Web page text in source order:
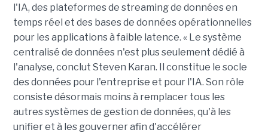
l'IA, des plateformes de streaming de données en
temps réel et des bases de données opérationnelles
pour les applications à faible latence. « Le système
centralisé de données n'est plus seulement dédié à
l'analyse, conclut Steven Karan. Il constitue le socle
des données pour l'entreprise et pour l'IA. Son rôle
consiste désormais moins à remplacer tous les
autres systèmes de gestion de données, qu'à les
unifier et à les gouverner afin d'accélérer